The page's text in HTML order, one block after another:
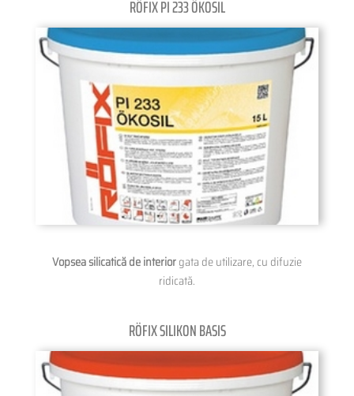
RÖFIX PI 233 ÖKOSIL
Vopsea silicatică de interiorgata de utilizare, cu difuzie
ridicată.
RÖFIX SILIKON BASIS